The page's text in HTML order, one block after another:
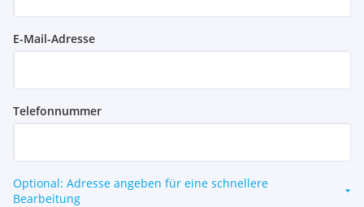
E-Mail-Adresse
Telefonnummer
Optional: Adresse angeben für eine schnellere
Bearbeitung